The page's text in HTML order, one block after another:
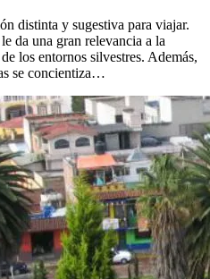
distinta y sugestiva para viajar.
da una gran relevancia a la
los entornos silvestres. Además,
se concientiza…